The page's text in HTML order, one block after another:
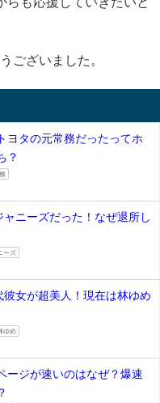
ございました。
ヨタの元常務だったってホ
？
ニーズだった！なぜ退所し
ーズ
女が超美人！現在は林ゆめ
ゆめ
ージが速いのはなぜ？爆速